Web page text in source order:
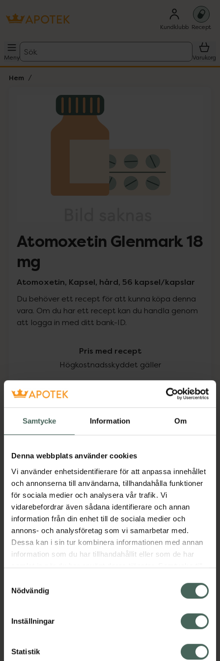
Samtycke Information Om
Denna webbplats använder cookies
Vi använder enhetsidentifierare för att anpassa innehållet
och annonserna till användarna, tillhandahålla funktioner
för sociala medier och analysera vår trafik. Vi
vidarebefordrar även sådana identifierare och annan
information från din enhet till de sociala medier och
annons- och analysföretag som vi samarbetar med.
Dessa kan i sin tur kombinera informationen med annan
information som du har tillhandahållit eller som de har
samlat in när du har använt deras tjänster. Samtycke till
återkalla ditt samtycke via webbplatsens
cookieinställningar. Ett återkallat samtycke påverkar inte
lagligheten av behandling som skett innan återkallelsen.
Nödvändig
Inställningar
Statistik
Kundklubb Recept
Meny
Sök
Varukorg
Hem
Lista: . Innehåller 1 objekt.
Atomoxetin Glenmark 18
mg
Atomoxetin, Kapsel, hård, 56 kapsel/kapslar
Du behöver ett recept för att kunna köpa denna
vara. Om du har ett recept kan du handla genom
att logga in med ditt bank-ID.
Pris med recept
Högkostnadsskyddet gäller
588,27 kr
I apotek:588,27 kr
Köp via ditt recept
Aktuella erbjudanden
Beskrivning
EAN:07350109551075
Bipacksedel från FASS Visa
syd till Lappland i norr, och online i mobilen och på
datorn. Oavsett vem du är så är det vårt uppdrag att